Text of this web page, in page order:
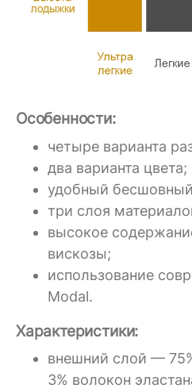
Особенности:
четыре варианта
два варианта цвета;
удобный
три слоя
высокое
вискозы;
использование
Modal.
Характеристики:
внешний слой —
3% волокон